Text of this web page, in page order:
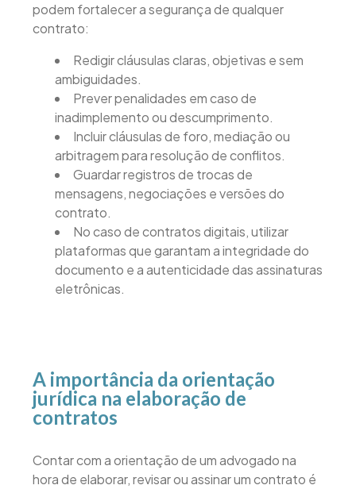
podem fortalecer a segurança de qualquer
contrato:
Redigir cláusulas claras, objetivas e sem
ambiguidades.
Prever penalidades em caso de
inadimplemento ou descumprimento.
Incluir cláusulas de foro, mediação ou
arbitragem para resolução de conflitos.
Guardar registros de trocas de
mensagens, negociações e versões do
contrato.
No caso de contratos digitais, utilizar
plataformas que garantam a integridade do
documento e a autenticidade das assinaturas
eletrônicas.
A importância da orientação
jurídica na elaboração de
contratos
Contar com a orientação de um advogado na
hora de elaborar, revisar ou assinar um contrato é